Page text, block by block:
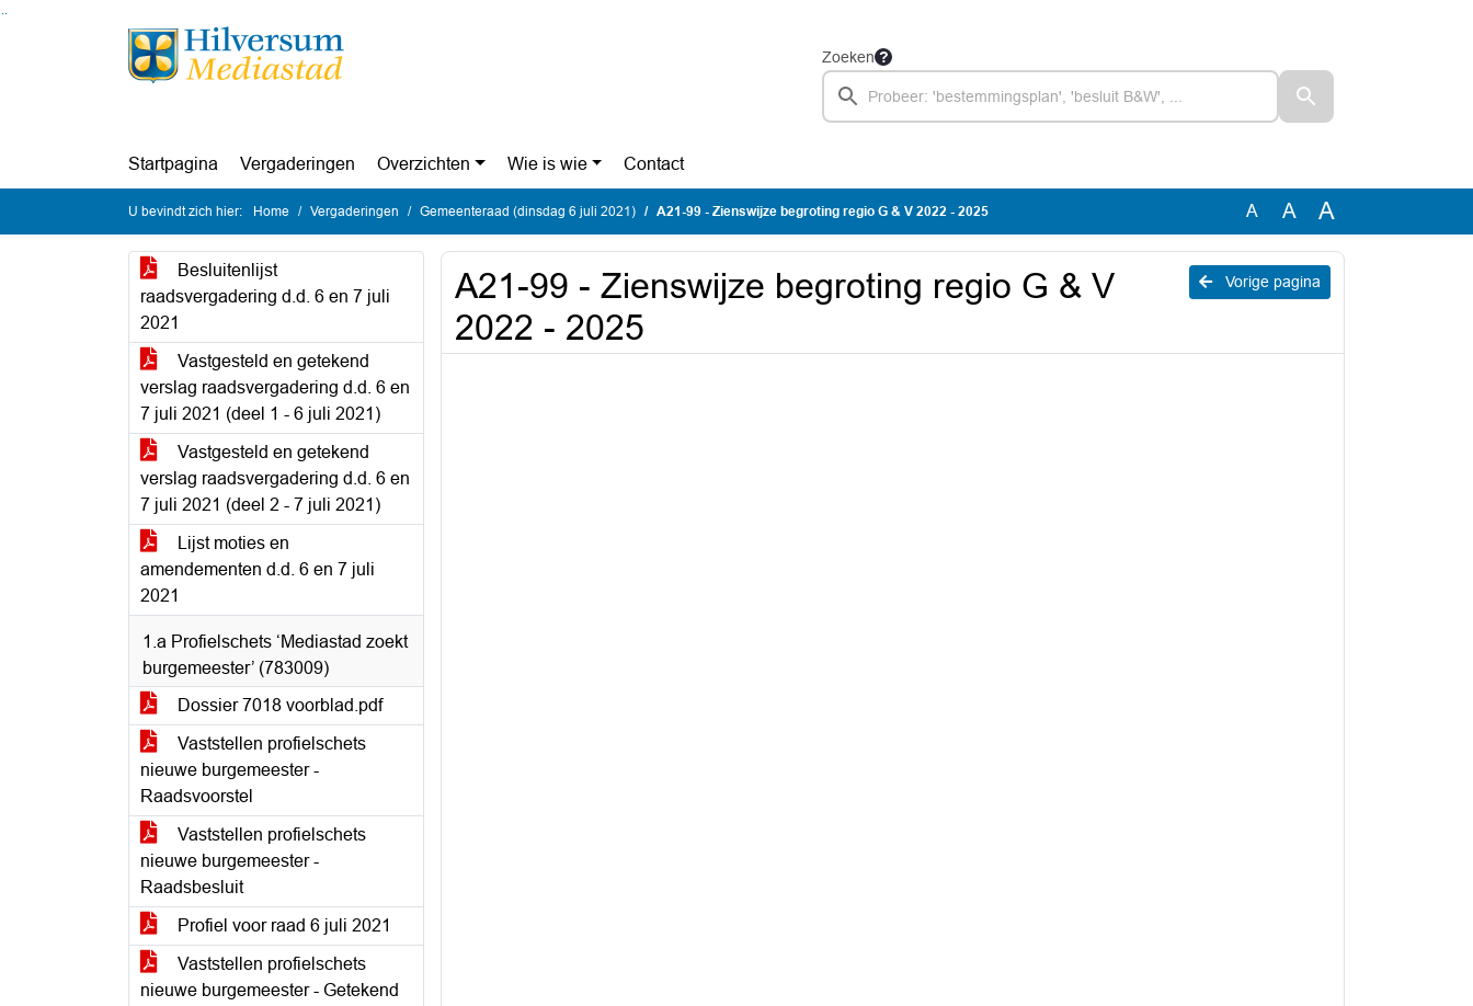
Ga naar de inhoud van deze pagina
Ga naar het zoeken
Ga naar het menu
Zoeken
Startpagina Vergaderingen Overzichten Wie is wie Contact
U bevindt zich hier: Home Vergaderingen Gemeenteraad (dinsdag 6 juli 2021) A21-99 - Zienswijze begroting regio G & V 2022 - 2025 A A A
Besluitenlijst
raadsvergadering d.d. 6 en 7 juli
2021
Vastgesteld en getekend
verslag raadsvergadering d.d. 6 en
7 juli 2021 (deel 1 - 6 juli 2021)
Vastgesteld en getekend
verslag raadsvergadering d.d. 6 en
7 juli 2021 (deel 2 - 7 juli 2021)
Lijst moties en
amendementen d.d. 6 en 7 juli
2021
1.a Profielschets ‘Mediastad zoekt
burgemeester’ (783009)
Dossier 7018 voorblad.pdf
Vaststellen profielschets
nieuwe burgemeester -
Raadsvoorstel
Vaststellen profielschets
nieuwe burgemeester -
Raadsbesluit
Profiel voor raad 6 juli 2021
Vaststellen profielschets
nieuwe burgemeester - Getekend
Vorige pagina
A21-99 - Zienswijze begroting regio G & V
2022 - 2025